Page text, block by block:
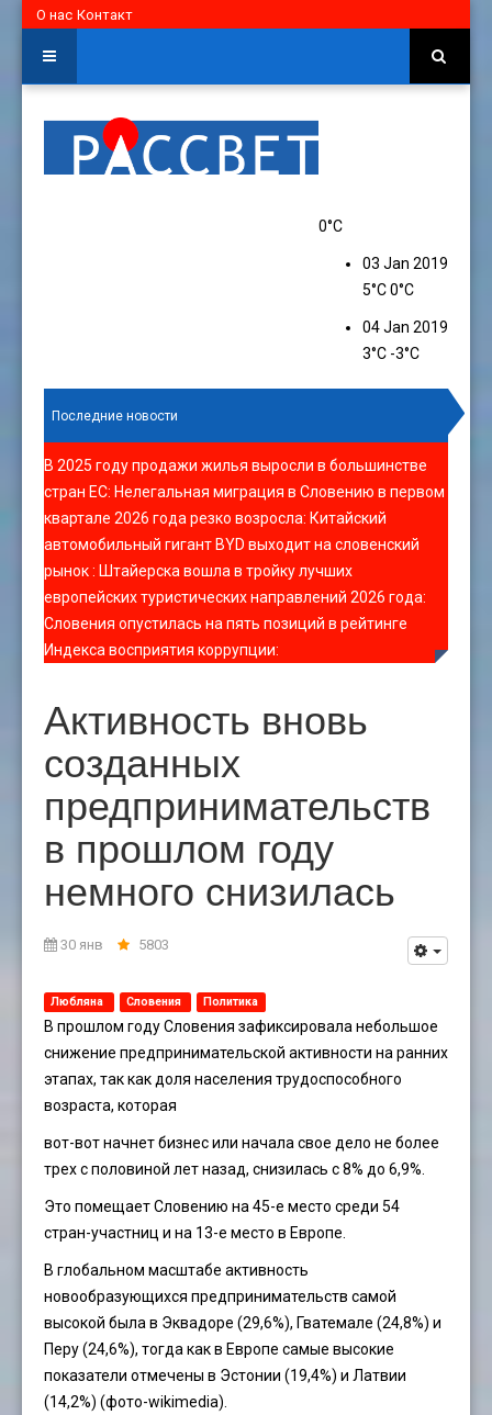
О нас Контакт
0°C
03 Jan 2019
5°C0°C
04 Jan 2019
3°C -3°C
Последние новости
В 2025 году продажи жилья выросли в большинстве
стран ЕС: Нелегальная миграция в Словению в первом
квартале 2026 года резко возросла: Китайский
автомобильный гигант BYD выходит на словенский
рынок: Штайерска вошла в тройку лучших
европейских туристических направлений 2026 года:
Словения опустилась на пять позиций в рейтинге
Индекса восприятия коррупции:
Активность вновь
созданных
предпринимательств
в прошлом году
немного снизилась
30 янв 5803
Любляна Словения Политика
В прошлом году Словения зафиксировала небольшое
снижение предпринимательской активности на ранних
этапах, так как доля населения трудоспособного
возраста, которая
вот-вот начнет бизнес или начала свое дело не более
трех с половиной лет назад, снизилась с 8% до 6,9%.
Это помещает Словению на 45-е место среди 54
стран-участниц и на 13-е место в Европе.
В глобальном масштабе активность
новообразующихся предпринимательств самой
высокой была в Эквадоре (29,6%), Гватемале (24,8%) и
Перу (24,6%), тогда как в Европе самые высокие
показатели отмечены в Эстонии (19,4%) и Латвии
(14,2%) (фото-wikimedia).